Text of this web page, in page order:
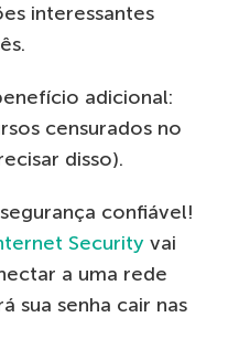
interessantes
adicional:
censurados no
disso).
confiável!
Security vai
a uma rede
sua senha cair nas